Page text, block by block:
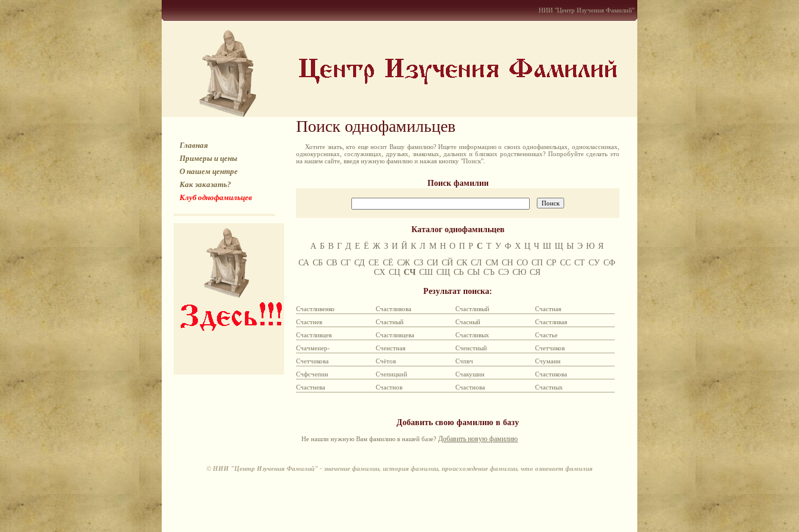
НИИ "Центр Изучения Фамилий"
Главная
Примеры и цены
О нашем центре
Как заказать?
Клуб однофамильцев
Поиск однофамильцев
Хотите знать, кто еще носит Вашу фамилию? Ищете информацию о своих однофамильцах, одноклассниках,
однокурсниках, сослуживцах, друзьях, знакомых, дальних и близких родственниках? Попробуйте сделать это
на нашем сайте, введя нужную фамилию и нажав кнопку "Поиск".
Поиск фамилии
Каталог однофамильцев
А Б В Г Д Е Ё Ж З И Й К Л М Н О П Р С Т У Ф Х Ц Ч Ш Щ Ы Э Ю Я
СА СБ СВ СГ СД СЕ СЁ СЖ СЗ СИ СЙ СК СЛ СМ СН СО СП СР СС СТ СУ СФ
СХ СЦ СЧ СШ СЩ СЬ СЫ СЪ СЭ СЮ СЯ
Результат поиска:
Счастливенко Счастливова Счастливый
Счастная
Счастнев
Счастный Счасный
Счастливая
Счастливцев
Счастливцева Счастливых
Счастье
Счачмеиер-
Сченстная Сченстный
Счетчиков
Счетчикова
Счётов Счпвч
Счуманн
Счфсчепин
Счепицкий Счакушин
Счастикова
Счастнева
Счастнов Счастнова Счастных
Добавить свою фамилию в базу
Не нашли нужную Вам фамилию в нашей базе? Добавить новую фамилию
© НИИ "Центр Изучения Фамилий" - значение фамилии, история фамилии, происхождение фамилии, что означает фамилия